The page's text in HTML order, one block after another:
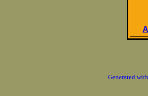
Generated